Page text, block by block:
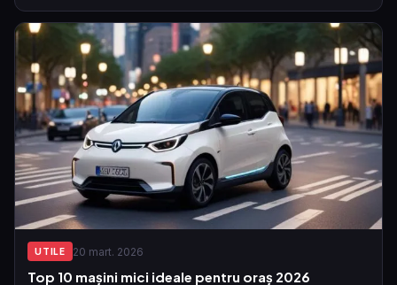
UTILE 20 mart. 2026
Top 10 mașini mici ideale pentru oraș 2026